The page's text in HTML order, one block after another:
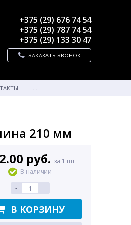
+375 (29) 676 74 54
+375 (29) 787 74 54
+375 (29) 133 30 47
ЗАКАЗАТЬ ЗВОНОК
...
210 мм
руб. за 1 шт
В наличии
- +
В КОРЗИНУ